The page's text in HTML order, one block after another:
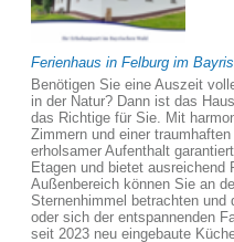
Ferienhaus in Felburg im
Benötigen Sie eine Auszeit
in der Natur? Dann ist das
das Richtige für Sie. Mit
Zimmern und einer
erholsamer Aufenthalt
Etagen und bietet ausreichend
Außenbereich können Sie an
Sternenhimmel betrachten und
oder sich der entspannenden
seit 2023 neu eingebaute